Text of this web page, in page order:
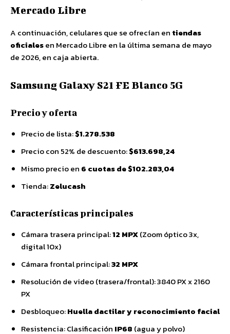
Mercado Libre
A continuación, celulares que se ofrecían en tiendas
oficialesen Mercado Libre en la última semana de mayo
de 2026, en caja abierta.
Samsung Galaxy S21 FE Blanco 5G
Precio y oferta
Precio de lista:$1.278.538
Precio con 52% de descuento:$613.698,24
Mismo precio en 6 cuotas de $102.283,04
Tienda:Zelucash
Características principales
Cámara trasera principal:12 MPX(Zoom óptico 3x,
digital 10x)
Cámara frontal principal:32 MPX
Resolución de video (trasera/frontal): 3840 PX x 2160
PX
Desbloqueo:Huella dactilar y reconocimiento facial
Resistencia: Clasificación IP68 (agua y polvo)